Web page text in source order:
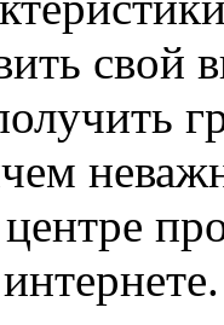
центре